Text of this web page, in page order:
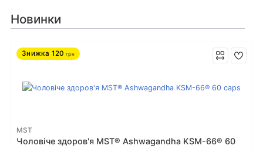
Новинки
Знижка 120 грн
MST
Чоловіче здоров'я MST® Ashwagandha KSM-66® 60